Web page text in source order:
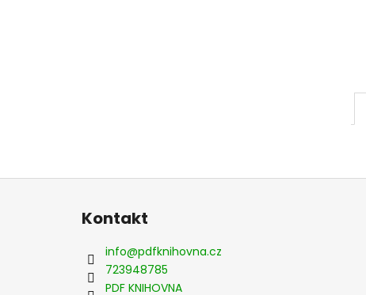
Z
Kontakt
info@pdfknihovna.cz
723948785
PDF KNIHOVNA